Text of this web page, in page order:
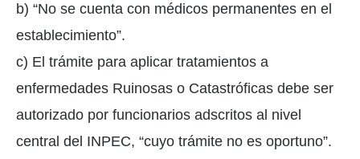
b) “No se cuenta con médicos permanentes en el
establecimiento”.
c) El trámite para aplicar tratamientos a
enfermedades Ruinosas o Catastróficas debe ser
autorizado por funcionarios adscritos al nivel
central del INPEC, “cuyo trámite no es oportuno”.